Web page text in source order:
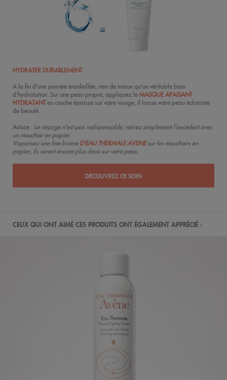
HYDRATER DURABLEMENT
A la fin d'une journée ensoleillée, rien de mieux qu'un véritable bain
d’hydratation. Sur une peau propre, appliquez le MASQUE APAISANT
HYDRATANTen couche épaisse sur votre visage, il laisse votre peau éclatante
de beauté.
Astuce : Le rinçage n'est pas indispensable, retirez simplement l’excédent avec
un mouchoir en papier.
Vaporisez une fine brume D'EAU THERMALE AVENEsur les mouchoirs en
papier, ils seront encore plus doux sur votre peau.
DÉCOUVREZ CE SOIN
CEUX QUI ONT AIMÉ CES PRODUITS ONT ÉGALEMENT APPRÉCIÉ :